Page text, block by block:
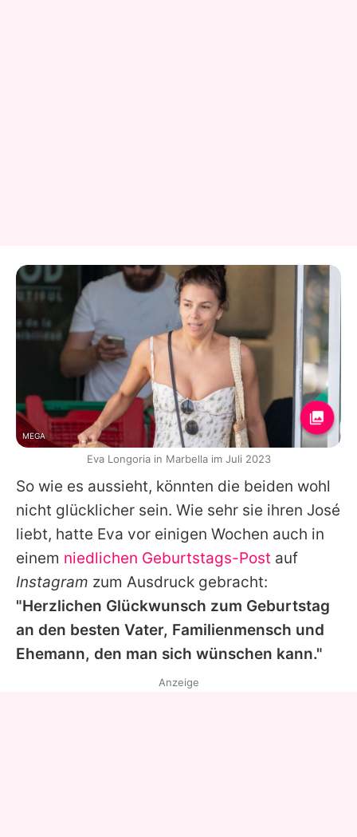
So wie es aussieht, könnten die beiden wohl
nicht glücklicher sein. Wie sehr sie ihren José
liebt, hatte Eva vor einigen Wochen auch in
einem niedlichen Geburtstags-Post auf
Instagram zum Ausdruck gebracht:
"Herzlichen Glückwunsch zum Geburtstag
an den besten Vater, Familienmensch und
Ehemann, den man sich wünschen kann."
MEGA
Eva Longoria in Marbella im Juli 2023
Anzeige